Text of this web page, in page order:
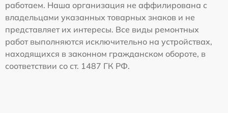
работаем. Наша организация не аффилирована с
владельцами указанных товарных знаков и не
представляет их интересы. Все виды ремонтных
работ выполняются исключительно на устройствах,
находящихся в законном гражданском обороте, в
соответствии со ст. 1487 ГК РФ.